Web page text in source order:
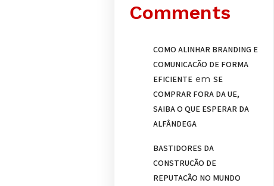
Comments
COMO ALINHAR BRANDING E
COMUNICAÇÃO DE FORMA
EFICIENTE emSE
COMPRAR FORA DA UE,
SAIBA O QUE ESPERAR DA
ALFÂNDEGA
BASTIDORES DA
CONSTRUÇÃO DE
REPUTAÇÃO NO MUNDO